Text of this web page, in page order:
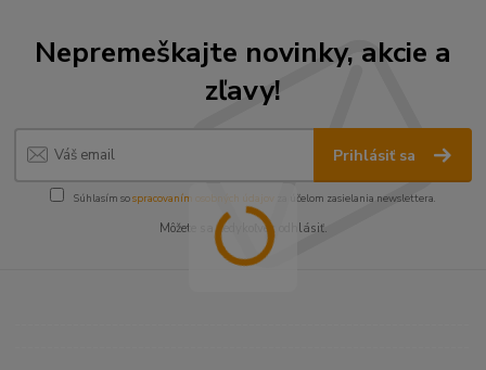
Nepremeškajte novinky, akcie a
zľavy!
Prihlásiť sa
Súhlasím sospracovaním osobných údajov za účelom zasielania newslettera.
Môžete sa kedykoľvek odhlásiť.